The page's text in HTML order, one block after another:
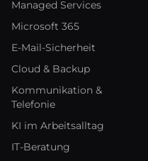
Managed Services
Microsoft 365
E-Mail-Sicherheit
Cloud & Backup
Kommunikation &
Telefonie
KI im Arbeitsalltag
IT-Beratung